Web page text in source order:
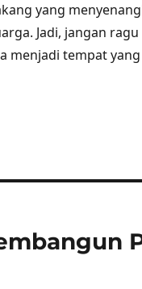
yang
Jadi, jangan
menjadi tempat